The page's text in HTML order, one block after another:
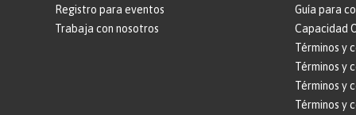
Registro para eventos
Trabaja con nosotros
Guía para
Capacidad
Términos y
Términos y
Términos y
Términos y